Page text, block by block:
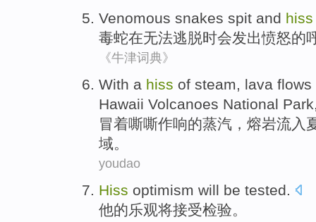
Venomous snakes spit and hiss
毒蛇在无法逃脱时会发出愤怒的
《牛津词典》
With a hiss of steam, lava flows
Hawaii Volcanoes National Park
冒着嘶嘶作响的蒸汽 ， 熔岩流入
域。
youdao
Hiss optimism will be tested.
他的乐观将接受检验。